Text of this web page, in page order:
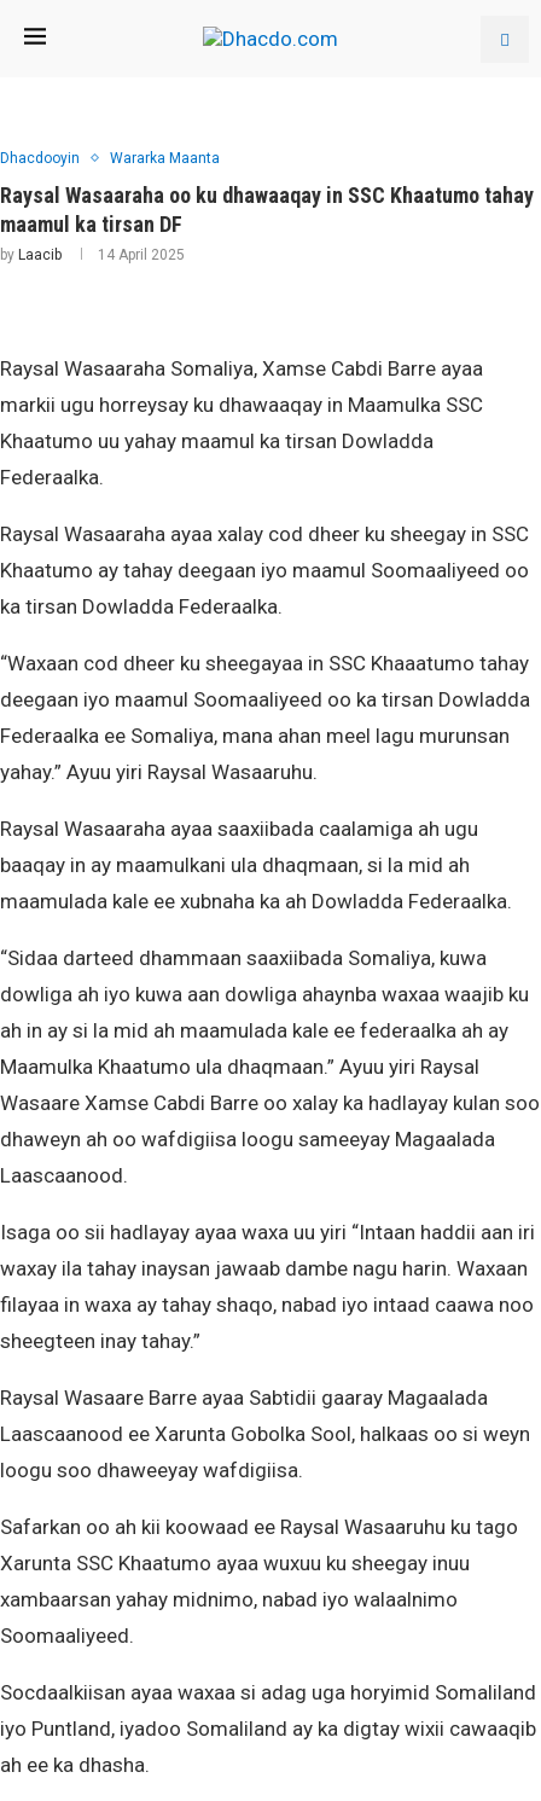
Dhacdooyin Wararka Maanta
Raysal Wasaaraha oo ku dhawaaqay in SSC Khaatumo tahay
maamul ka tirsan DF
by Laacib 14 April 2025
Raysal Wasaaraha Somaliya, Xamse Cabdi Barre ayaa
markii ugu horreysay ku dhawaaqay in Maamulka SSC
Khaatumo uu yahay maamul ka tirsan Dowladda
Federaalka.
Raysal Wasaaraha ayaa xalay cod dheer ku sheegay in SSC
Khaatumo ay tahay deegaan iyo maamul Soomaaliyeed oo
ka tirsan Dowladda Federaalka.
“Waxaan cod dheer ku sheegayaa in SSC Khaaatumo tahay
deegaan iyo maamul Soomaaliyeed oo ka tirsan Dowladda
Federaalka ee Somaliya, mana ahan meel lagu murunsan
yahay.” Ayuu yiri Raysal Wasaaruhu.
Raysal Wasaaraha ayaa saaxiibada caalamiga ah ugu
baaqay in ay maamulkani ula dhaqmaan, si la mid ah
maamulada kale ee xubnaha ka ah Dowladda Federaalka.
“Sidaa darteed dhammaan saaxiibada Somaliya, kuwa
dowliga ah iyo kuwa aan dowliga ahaynba waxaa waajib ku
ah in ay si la mid ah maamulada kale ee federaalka ah ay
Maamulka Khaatumo ula dhaqmaan.” Ayuu yiri Raysal
Wasaare Xamse Cabdi Barre oo xalay ka hadlayay kulan soo
dhaweyn ah oo wafdigiisa loogu sameeyay Magaalada
Laascaanood.
Isaga oo sii hadlayay ayaa waxa uu yiri “Intaan haddii aan iri
waxay ila tahay inaysan jawaab dambe nagu harin. Waxaan
filayaa in waxa ay tahay shaqo, nabad iyo intaad caawa noo
sheegteen inay tahay.”
Raysal Wasaare Barre ayaa Sabtidii gaaray Magaalada
Laascaanood ee Xarunta Gobolka Sool, halkaas oo si weyn
loogu soo dhaweeyay wafdigiisa.
Safarkan oo ah kii koowaad ee Raysal Wasaaruhu ku tago
Xarunta SSC Khaatumo ayaa wuxuu ku sheegay inuu
xambaarsan yahay midnimo, nabad iyo walaalnimo
Soomaaliyeed.
Socdaalkiisan ayaa waxaa si adag uga horyimid Somaliland
iyo Puntland, iyadoo Somaliland ay ka digtay wixii cawaaqib
ah ee ka dhasha.